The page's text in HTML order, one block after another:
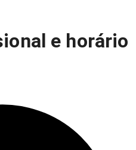
e horário